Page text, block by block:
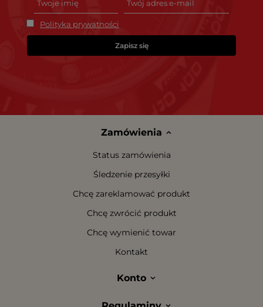
Polityka prywatności
Zapisz się
Zamówienia
Status zamówienia
Śledzenie przesyłki
Chcę zareklamować produkt
Chcę zwrócić produkt
Chcę wymienić towar
Kontakt
Konto